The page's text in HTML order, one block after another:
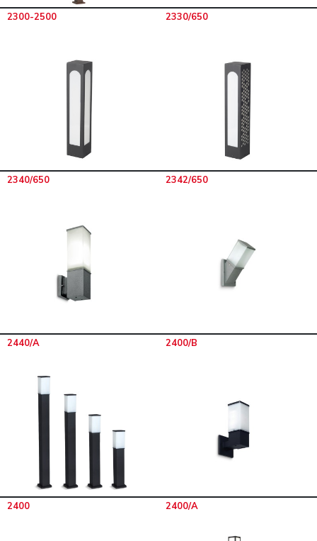
2300-2500 2330/650
2340/650 2342/650
2440/A 2400/B
2400 2400/A